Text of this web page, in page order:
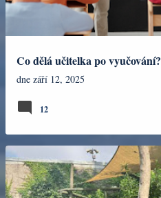
Co dělá učitelka po vyučování?
dne září 12, 2025
12